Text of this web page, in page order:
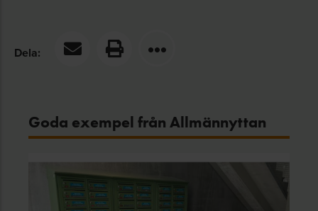
Dela:
Goda exempel från Allmännyttan